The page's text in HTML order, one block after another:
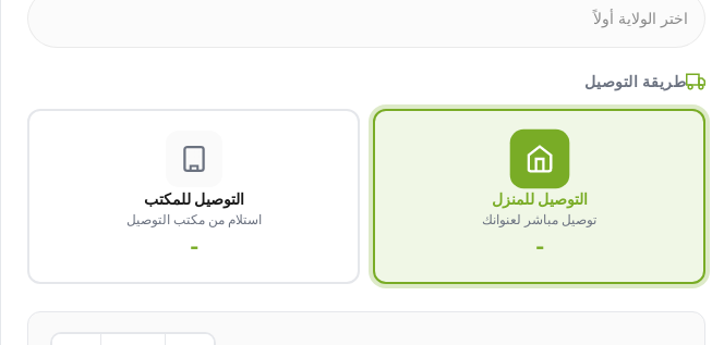
طريقة التوصيل
التوصيل للمنزل
توصيل مباشر لعنوانك
-
التوصيل للمكتب
استلام من مكتب التوصيل
-